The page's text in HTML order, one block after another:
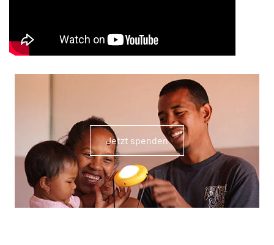
Jetzt spenden